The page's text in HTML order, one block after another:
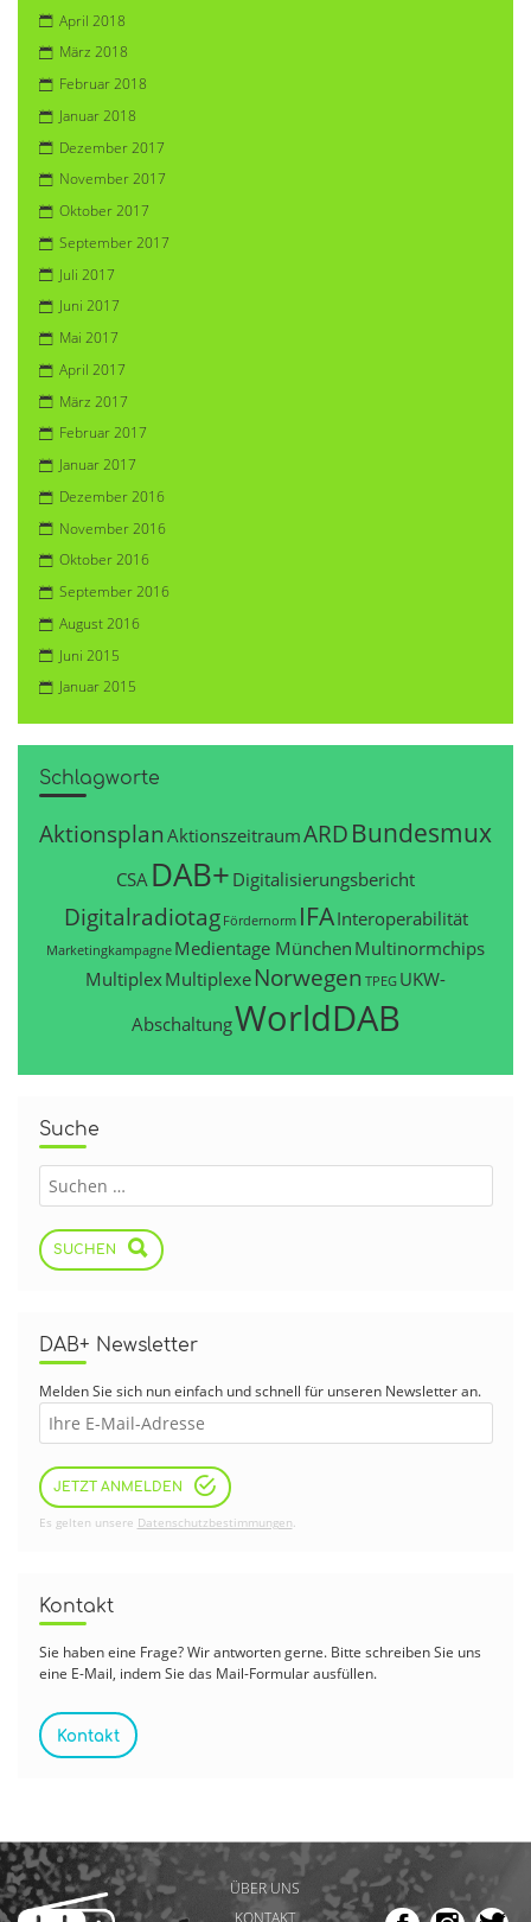
April 2018
März 2018
Februar 2018
Januar 2018
Dezember 2017
November 2017
Oktober 2017
September 2017
Juli 2017
Juni 2017
Mai 2017
April 2017
März 2017
Februar 2017
Januar 2017
Dezember 2016
November 2016
Oktober 2016
September 2016
August 2016
Juni 2015
Januar 2015
Schlagworte
Aktionsplan AktionszeitraumARD Bundesmux
CSA DAB+ Digitalisierungsbericht
Digitalradiotag Fördernorm IFAInteroperabilität
Marketingkampagne Medientage München Multinormchips
Multiplex Multiplexe Norwegen TPEG UKW-
AbschaltungWorldDAB
Suche
SUCHEN
DAB+ Newsletter
Melden Sie sich nun einfach und schnell für unseren Newsletter an.
JETZT ANMELDEN
Es gelten unsere Datenschutzbestimmungen.
Kontakt
Sie haben eine Frage? Wir antworten gerne. Bitte schreiben Sie uns
eine E-Mail, indem Sie das Mail-Formular ausfüllen.
Kontakt
ÜBER UNS
KONTAKT